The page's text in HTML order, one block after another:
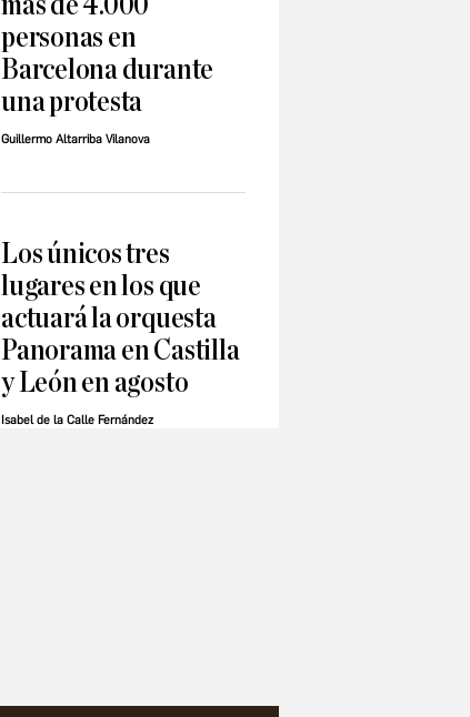
personas en
Barcelona durante
una protesta
Guillermo Altarriba Vilanova
Los únicos tres
lugares en los que
actuará la orquesta
Panorama en Castilla
y León en agosto
Isabel de la Calle Fernández